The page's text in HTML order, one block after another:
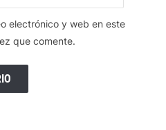
electrónico y web en este
que comente.